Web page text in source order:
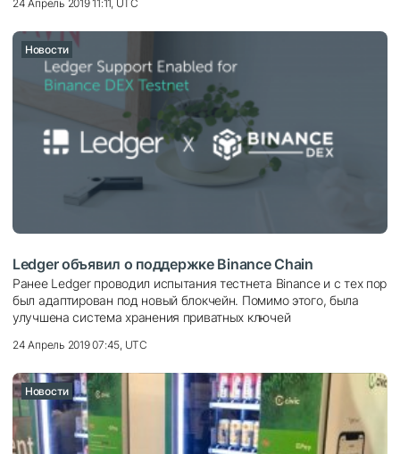
24 Апрель 2019 11:11, UTC
Новости
Ledger объявил о поддержке Binance Chain
Ранее Ledger проводил испытания тестнета Binance и с тех пор
был адаптирован под новый блокчейн. Помимо этого, была
улучшена система хранения приватных ключей
24 Апрель 2019 07:45, UTC
Новости